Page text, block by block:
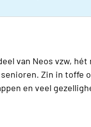
van Neos vzw,
Zin in toffe
en veel